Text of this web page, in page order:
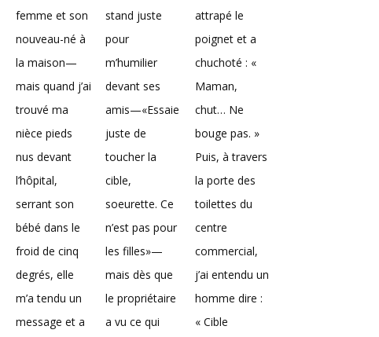
femme et son
nouveau-né à
la maison—
mais quand j’ai
trouvé ma
nièce pieds
nus devant
l’hôpital,
serrant son
bébé dans le
froid de cinq
degrés, elle
m’a tendu un
message et a
stand juste
pour
m’humilier
devant ses
amis—«Essaie
juste de
toucher la
cible,
soeurette. Ce
n’est pas pour
les filles»—
mais dès que
le propriétaire
a vu ce qui
attrapé le
poignet et a
chuchoté : «
Maman,
chut… Ne
bouge pas. »
Puis, à travers
la porte des
toilettes du
centre
commercial,
j’ai entendu un
homme dire :
« Cible